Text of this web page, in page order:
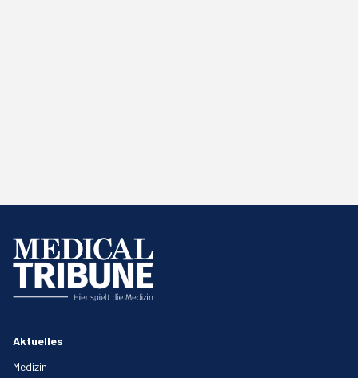
Aktuelles
Medizin